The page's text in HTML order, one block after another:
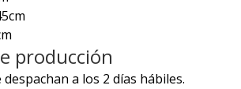
producción
a los 2 días hábiles.